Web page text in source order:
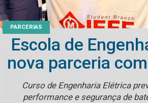
PARCERIAS
Escola de
nova parceria
Curso de Engenharia Elétrica
performance e segurança de